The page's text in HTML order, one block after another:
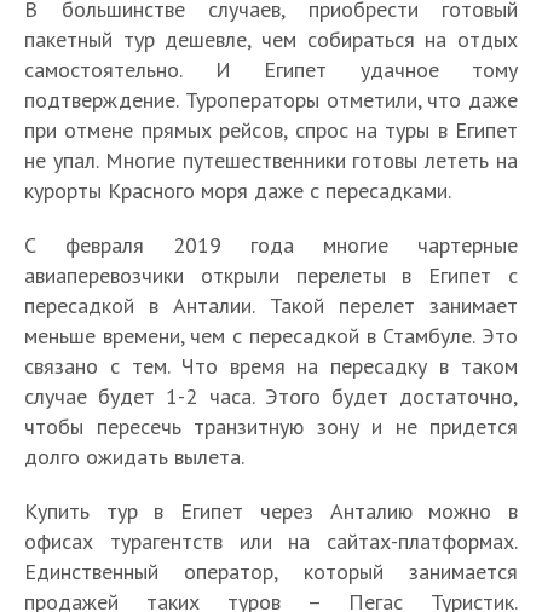
В большинстве случаев, приобрести готовый
пакетный тур дешевле, чем собираться на отдых
самостоятельно. И Египет удачное тому
подтверждение. Туроператоры отметили, что даже
при отмене прямых рейсов, спрос на туры в Египет
не упал. Многие путешественники готовы лететь на
курорты Красного моря даже с пересадками.
С февраля 2019 года многие чартерные
авиаперевозчики открыли перелеты в Египет с
пересадкой в Анталии. Такой перелет занимает
меньше времени, чем с пересадкой в Стамбуле. Это
связано с тем. Что время на пересадку в таком
случае будет 1-2 часа. Этого будет достаточно,
чтобы пересечь транзитную зону и не придется
долго ожидать вылета.
Купить тур в Египет через Анталию можно в
офисах турагентств или на сайтах-платформах.
Единственный оператор, который занимается
продажей таких туров – Пегас Туристик.